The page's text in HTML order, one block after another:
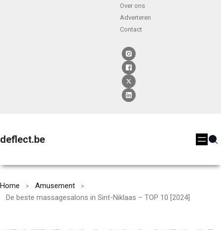
Over ons
Adverteren
Contact
deflect.be
Home
Amusement
De beste massagesalons in Sint-Niklaas – TOP 10 [2024]